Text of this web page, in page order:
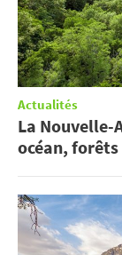
Actualités
La
océan,